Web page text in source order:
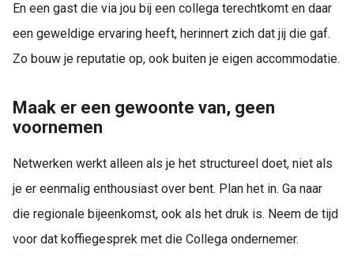
En een gast die via jou bij een collega terechtkomt en daar
een geweldige ervaring heeft, herinnert zich dat jij die gaf.
Zo bouw je reputatie op, ook buiten je eigen accommodatie.
Maak er een gewoonte van, geen
voornemen
Netwerken werkt alleen als je het structureel doet, niet als
je er eenmalig enthousiast over bent. Plan het in. Ga naar
die regionale bijeenkomst, ook als het druk is. Neem de tijd
voor dat koffiegesprek met die Collega ondernemer.